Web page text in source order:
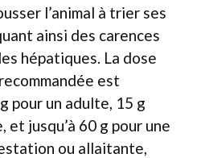
l’animal à trier ses
ainsi des carences
hépatiques. La dose
est
pour un adulte, 15 g
et jusqu’à 60 g pour une
ou allaitante,